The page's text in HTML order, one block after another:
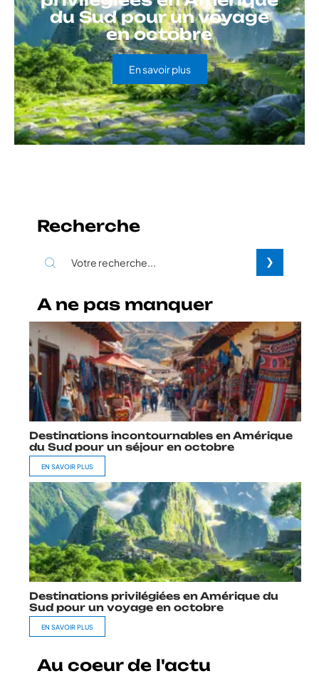
du Sud pour un voyage
en octobre
En savoir plus
Recherche
A ne pas manquer
Destinations incontournables en Amérique
du Sud pour un séjour en octobre
EN SAVOIR PLUS
Destinations privilégiées en Amérique du
Sud pour un voyage en octobre
EN SAVOIR PLUS
Au coeur de l'actu